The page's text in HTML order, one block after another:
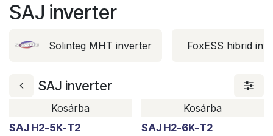
SAJ inverter
Solinteg MHT inverter FoxESS hibrid
SAJ inverter
SAJ H2-5K-T2
Kosárba
SAJ H2-6K-T2
Kosárba